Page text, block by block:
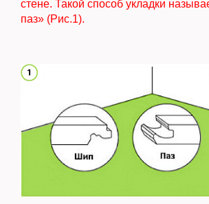
стене. Такой способ укладки
паз» (Рис.1).